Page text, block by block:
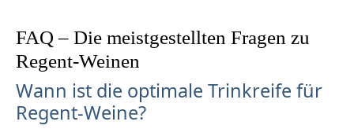
FAQ – Die meistgestellten Fragen zu
Regent-Weinen
Wann ist die optimale Trinkreife für
Regent-Weine?